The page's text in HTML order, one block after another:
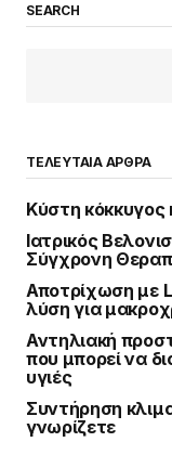
SEARCH
ΤΕΛΕΥΤΑΙΑ ΑΡΘΡΑ
Κύστη κόκκυγος
Ιατρικός
Σύγχρονη
Αποτρίχωση με
λύση για
Αντηλιακή
που μπορεί να
υγιές
Συντήρηση
γνωρίζετε